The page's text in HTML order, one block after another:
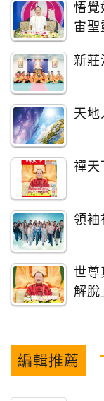
悟
宙聖
新
天
禪天
領袖
世尊
解脫
編輯推薦